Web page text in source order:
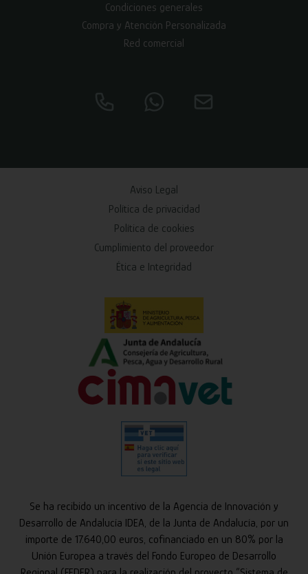
Condiciones generales
Compra y Atención Personalizada
Red comercial
Aviso Legal
Política de privacidad
Política de cookies
Cumplimiento del proveedor
Ética e Integridad
Se ha recibido un incentivo de la Agencia de Innovación y
Desarrollo de Andalucía IDEA, de la Junta de Andalucía, por un
importe de 17.640,00 euros, cofinanciado en un 80% por la
Unión Europea a través del Fondo Europeo de Desarrollo